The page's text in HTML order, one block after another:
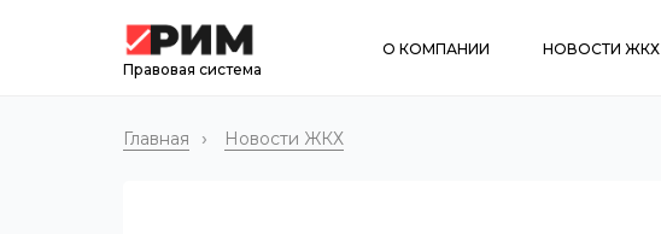
Правовая система
О КОМПАНИИ НОВОСТИ ЖКХ
Главная Новости ЖКХ